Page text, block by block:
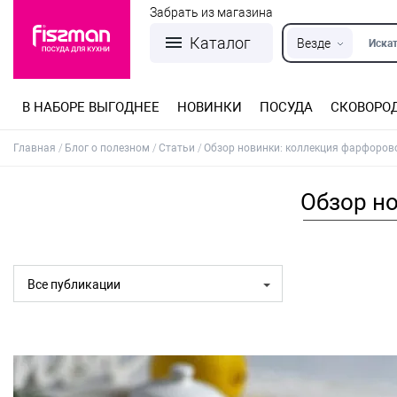
Каталог Везде
Забрать из магазина
В НАБОРЕ ВЫГОДНЕЕ НОВИНКИ ПОСУДА
Главная Блог о полезном Статьи Обзор новинки: коллекция
Обзор
Все публикации